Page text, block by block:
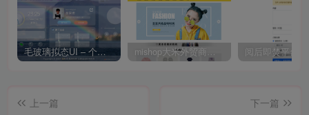
毛玻璃拟态UI – 个人主页（开源版） mishop大米外贸商城系统133种语言版本
上一篇
下一篇